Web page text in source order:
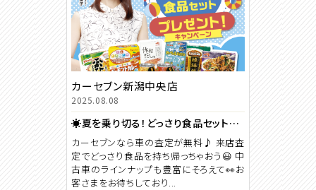
カーセブン新潟中央店
2025.08.08
☀️夏を乗り切る！どっさり食品セット🎁プレゼントキャンペーン実施中！！
カーセブンなら車の査定が無料♪ 来店査
定でどっさり食品を持ち帰っちゃおう😃 中
古車のラインナップも豊富にそろえて👀お
客さまをお待ちしており...